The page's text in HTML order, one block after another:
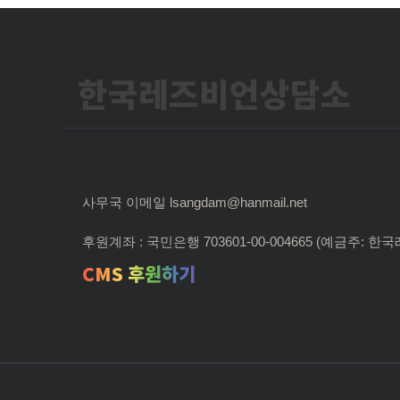
한국레즈비언상담소
사무국 이메일 lsangdam@hanmail.net
후원계좌 : 국민은행 703601-00-004665 (예금주: 한국
CMS 후원하기